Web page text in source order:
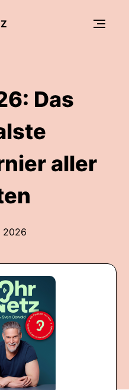
Das
aller
2026